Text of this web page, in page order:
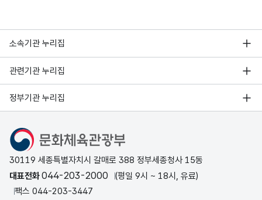
소속기관 누리집
관련기관 누리집
정부기관 누리집
문화체육관광부
30119 세종특별자치시 갈매로 388 정부세종청사 15동
대표전화044-203-2000
(평일 9시 ~ 18시, 유료)
팩스 044-203-3447